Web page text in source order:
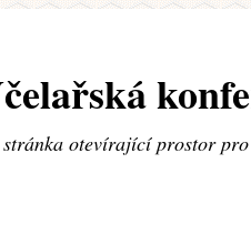
otevírající prostor